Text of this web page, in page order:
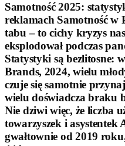
Samotność 2025:
reklamach Samotność w
tabu – to cichy kryzys
eksplodował podczas
Statystyki są bezlitosne:
Brands, 2024, wielu
czuje się samotnie
wielu doświadcza braku
Nie dziwi więc, że liczba
towarzyszek i asystentek
gwałtownie od 2019